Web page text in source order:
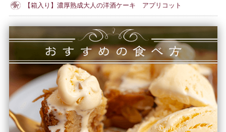
【箱入り】濃厚熟成大人の洋酒ケーキ アプリコット